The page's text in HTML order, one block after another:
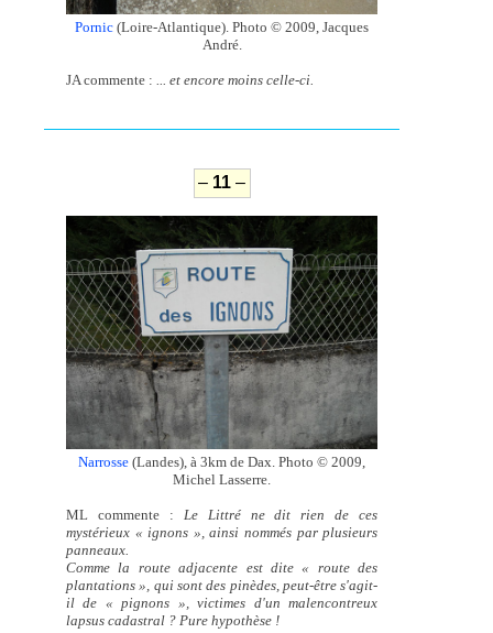
Pornic (Loire-Atlantique). Photo © 2009, Jacques
André.
JA commente : ... et encore moins celle-ci.
– 11 –
Narrosse (Landes), à 3km de Dax. Photo © 2009,
Michel Lasserre.
ML commente : Le Littré ne dit rien de ces
mystérieux « ignons », ainsi nommés par plusieurs
panneaux.
Comme la route adjacente est dite « route des
plantations », qui sont des pinèdes, peut-être s'agit-
il de « pignons », victimes d'un malencontreux
lapsus cadastral ? Pure hypothèse !